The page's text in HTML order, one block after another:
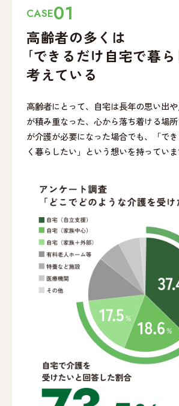
CASE01
高齢者の多くは
｢できるだけ自宅で暮ら
考えている
高齢者にとって、自宅は長年の思い出
が積み重なった、心から落ち着ける場
が介護が必要になった場合でも、「で
く暮らしたい」という想いを持っていま